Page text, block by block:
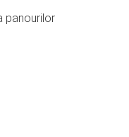
panourilor